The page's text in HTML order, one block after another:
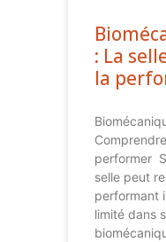
: La
la
performer
selle peut
performant
limité dans